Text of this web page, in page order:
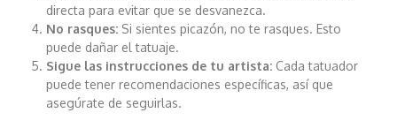
directa para evitar que se desvanezca.
No rasques: Si sientes picazón, no te rasques. Esto
puede dañar el tatuaje.
Sigue las instrucciones de tu artista: Cada tatuador
puede tener recomendaciones específicas, así que
asegúrate de seguirlas.